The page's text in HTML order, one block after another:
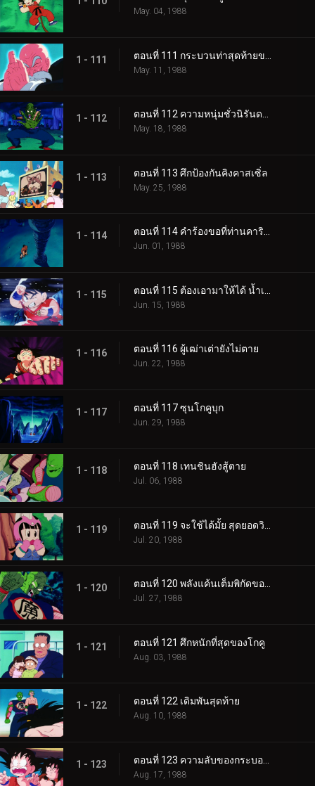
May. 04, 1988
1 - 111
May. 11, 1988
1 - 112 ตอนที่ 112 ความหนุ่มชั่วนิรันดร์ของพิคโกโร่
May. 18, 1988
1 - 113 ตอนที่ 113 ศึกป้องกันคิงคาสเซิ่ล
May. 25, 1988
1 - 114 ตอนที่ 114 คำร้องขอที่ท่านคารินลำบากใจ
Jun. 01, 1988
1 - 115
Jun. 15, 1988
1 - 116 ตอนที่ 116 ผู้เฒ่าเต่ายังไม่ตาย
Jun. 22, 1988
1 - 117 ตอนที่ 117 ซุนโกคูบุก
Jun. 29, 1988
1 - 118 ตอนที่ 118 เทนชินฮังสู้ตาย
Jul. 06, 1988
1 - 119
Jul. 20, 1988
1 - 120 ตอนที่ 120 พลังแค้นเต็มพิกัดของโกคู
Jul. 27, 1988
1 - 121 ตอนที่ 121 ศึกหนักที่สุดของโกคู
Aug. 03, 1988
1 - 122 ตอนที่ 122 เดิมพันสุดท้าย
Aug. 10, 1988
1 - 123
Aug. 17, 1988